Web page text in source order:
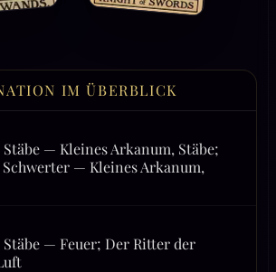
IM ÜBERBLICK
— Kleines Arkanum, Stäbe;
— Kleines Arkanum,
— Feuer; Der Ritter der